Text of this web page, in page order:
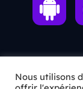
Nous utilisons